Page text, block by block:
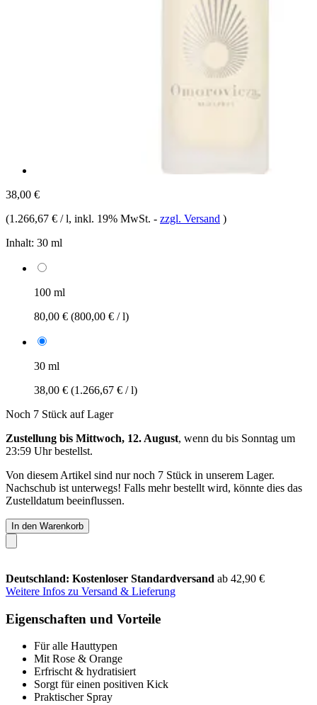
38,00 €
(1.266,67 € / l, inkl. 19% MwSt. - zzgl. Versand )
Inhalt: 30 ml
100 ml
80,00 € (800,00 € / l)
30 ml
38,00 € (1.266,67 € / l)
Noch 7 Stück auf Lager
Zustellung bis Mittwoch, 12. August, wenn du bis Sonntag um
23:59 Uhrbestellst.
Von diesem Artikel sind nur noch 7 Stück in unserem Lager.
Nachschub ist unterwegs! Falls mehr bestellt wird, könnte dies das
Zustelldatum beeinflussen.
In den Warenkorb
Deutschland: Kostenloser Standardversand ab 42,90 €
Weitere Infos zu Versand & Lieferung
Eigenschaften und Vorteile
Für alle Hauttypen
Mit Rose & Orange
Erfrischt & hydratisiert
Sorgt für einen positiven Kick
Praktischer Spray